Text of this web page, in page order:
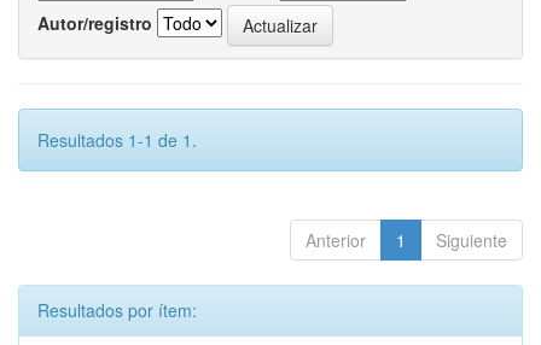
Autor/registro
Resultados 1-1 de 1.
Anterior 1 Siguiente
Resultados por ítem: